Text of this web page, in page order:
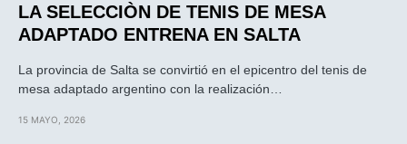
LA SELECCIÒN DE TENIS DE MESA
ADAPTADO ENTRENA EN SALTA
La provincia de Salta se convirtió en el epicentro del tenis de
mesa adaptado argentino con la realización…
15 MAYO, 2026